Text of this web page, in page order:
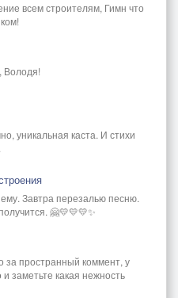
всем строителям, Гимн что
Володя!
уникальная каста. И стихи
Завтра перезалью песню.
🤗💛💛💛✨
за пространный коммент, у
заметьте какая нежность